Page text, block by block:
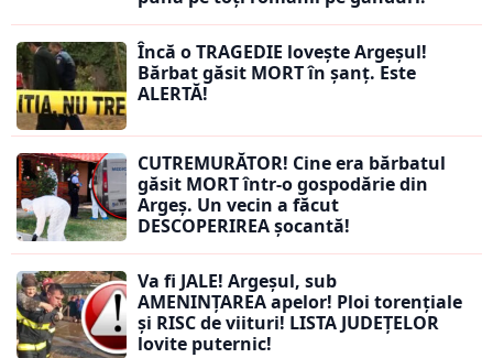
Încă o TRAGEDIE lovește Argeșul!
Bărbat găsit MORT în șanț. Este
ALERTĂ!
CUTREMURĂTOR! Cine era bărbatul
găsit MORT într-o gospodărie din
Argeș. Un vecin a făcut
DESCOPERIREA șocantă!
Va fi JALE! Argeșul, sub
AMENINȚAREA apelor! Ploi torențiale
și RISC de viituri! LISTA JUDEȚELOR
lovite puternic!